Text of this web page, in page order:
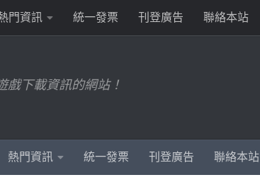
門資訊 統一發票 刊登廣告 聯絡本站
戲下載資訊的網站！
熱門資訊 統一發票 刊登廣告 聯絡本站